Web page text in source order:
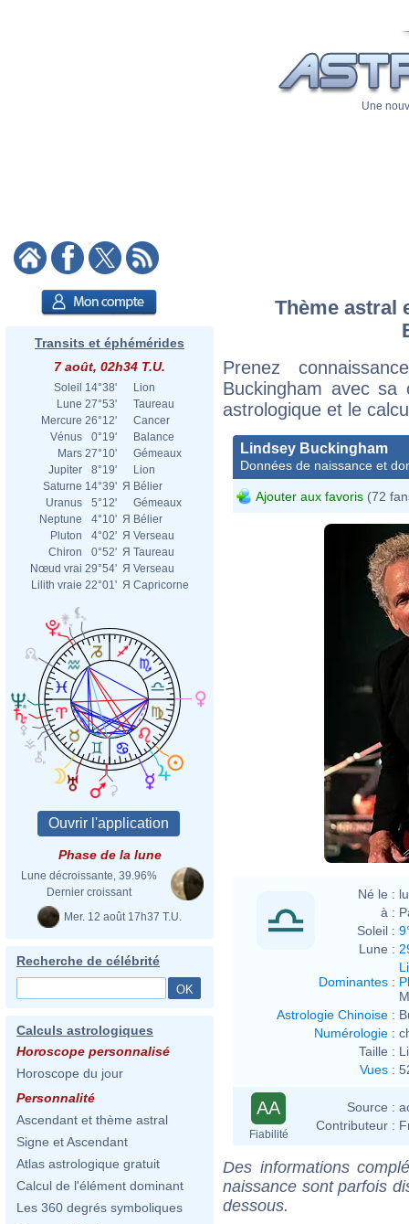
Une
Transits et éphémérides
7 août, 02h34 T.U.
Soleil 14°38'
Lion
Lune 27°53'
Taureau
Mercure 26°12'
Cancer
Vénus
0°19'
Balance
Mars 27°10'
Gémeaux
Jupiter
8°19'
Lion
Saturne 14°39' Я Bélier
Uranus
5°12'
Gémeaux
Neptune
4°10' Я Bélier
Pluton
4°02' Я Verseau
Chiron
0°52' Я Taureau
Nœud vrai 29°54' Я Verseau
Lilith vraie 22°01' Я Capricorne
Phase de la lune
Lune décroissante, 39.96%
Dernier croissant
Mer. 12 août 17h37 T.U.
Recherche de célébrité
Calculs astrologiques
Horoscope personnalisé
Horoscope du jour
Personnalité
Ascendant et thème astral
Signe et Ascendant
Atlas astrologique gratuit
Calcul de l'élément dominant
Les 360 degrés symboliques
Thème astral
Prenez
Buckingham avec
astrologique et le
Lindsey Buckingham
Données de naissance et
Ajouter aux favoris (72
Né le :
à :
Soleil :
Lune :
Dominantes :
Astrologie Chinoise :
Numérologie :
Taille :
Vues :
AA
Fiabilité
Source :
Contributeur :
Des informations
naissance sont parfois
dessous.